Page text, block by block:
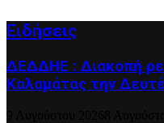
Ειδήσεις
ΔΕΔΔΗΕ : Διακοπή
Καλαμάτας την